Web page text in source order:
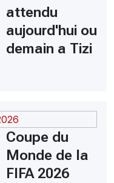
attendu
aujourd'hui ou
demain a Tizi
Coupe du
Monde de la
FIFA 2026